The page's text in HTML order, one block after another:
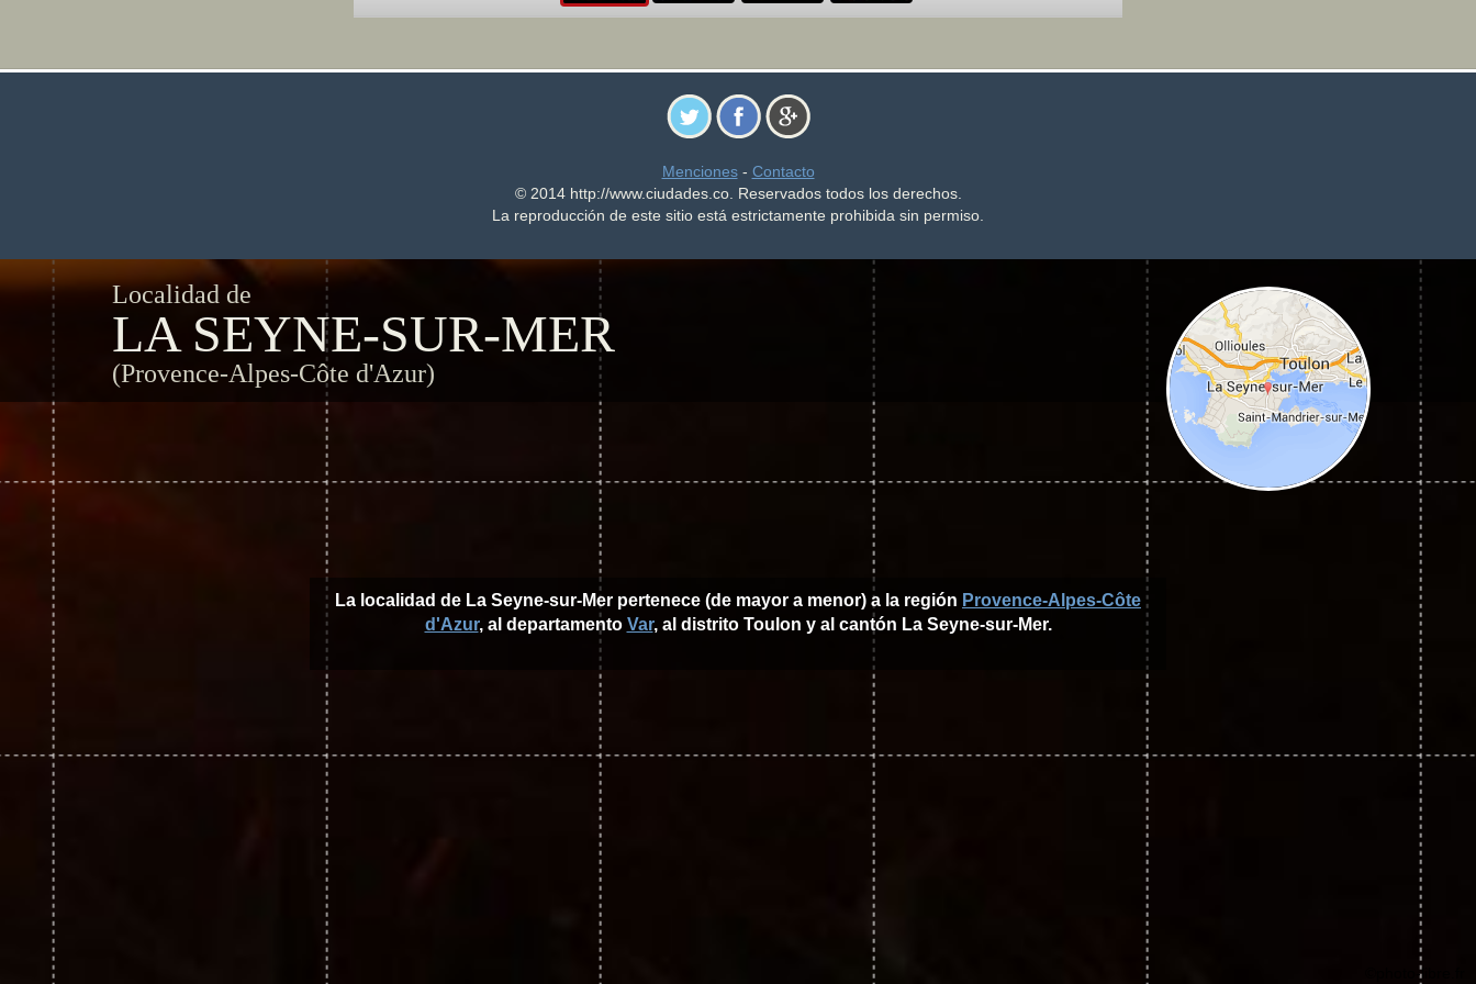
Menciones- Contacto
© 2014 http://www.ciudades.co. Reservados todos los derechos.
La reproducción de este sitio está estrictamente prohibida sin permiso.
Localidad de
LA SEYNE-SUR-MER
(Provence-Alpes-Côte d'Azur)
La localidad de La Seyne-sur-Mer pertenece (de mayor a menor) a la región Provence-Alpes-Côte
d'Azur, al departamento Var, al distrito Toulon y al cantón La Seyne-sur-Mer.
©photo-libre.fr